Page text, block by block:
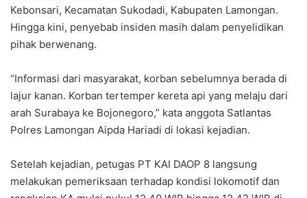
Kebonsari, Kecamatan Sukodadi, Kabupaten Lamongan.
Hingga kini, penyebab insiden masih dalam penyelidikan
pihak berwenang.
“Informasi dari masyarakat, korban sebelumnya berada di
lajur kanan. Korban tertemper kereta api yang melaju dari
arah Surabaya ke Bojonegoro,” kata anggota Satlantas
Polres Lamongan Aipda Hariadi di lokasi kejadian.
Setelah kejadian, petugas PT KAI DAOP 8 langsung
melakukan pemeriksaan terhadap kondisi lokomotif dan